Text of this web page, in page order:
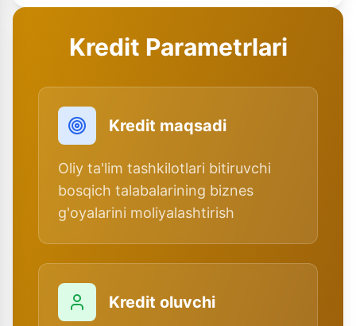
Kredit Parametrlari
Kredit maqsadi
Oliy ta'lim tashkilotlari bitiruvchi
bosqich talabalarining biznes
g'oyalarini moliyalashtirish
Kredit oluvchi